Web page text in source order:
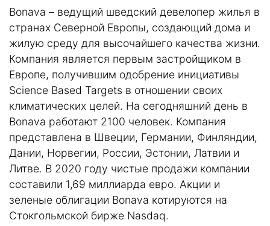
Bonava – ведущий шведский девелопер жилья в
странах Северной Европы, создающий дома и
жилую среду для высочайшего качества жизни.
Компания является первым застройщиком в
Европе, получившим одобрение инициативы
Science Based Targets в отношении своих
климатических целей. На сегодняшний день в
Bonava работают 2100 человек. Компания
представлена в Швеции, Германии, Финляндии,
Дании, Норвегии, России, Эстонии, Латвии и
Литве. В 2020 году чистые продажи компании
составили 1,69 миллиарда евро. Акции и
зеленые облигации Bonava котируются на
Стокгольмской бирже Nasdaq.